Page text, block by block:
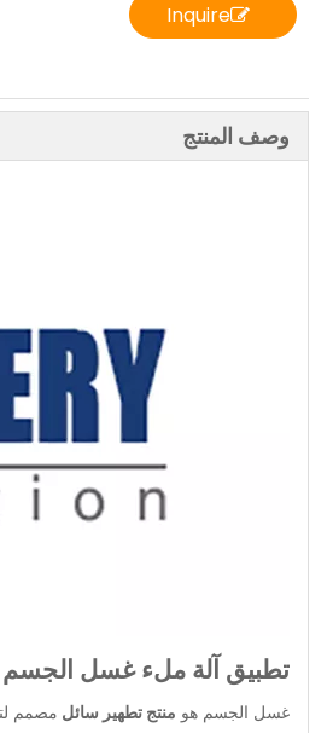
Inquire
وصف المنتج
تطبيق آلة ملء غسل الجسم
غسل الجسم هو منتج تطهير سائل مصمم